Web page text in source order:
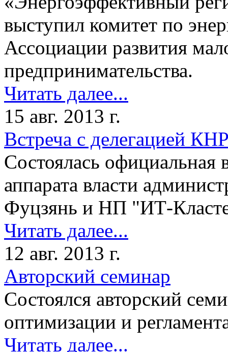
выступил комитет по
Ассоциации развития
предпринимательства.
Читать далее...
15 авг. 2013 г.
Встреча с делегацией
Состоялась официальная
аппарата власти
Фуцзянь и НП "ИТ-
Читать далее...
12 авг. 2013 г.
Авторский семинар
Состоялся авторский
оптимизации и
Читать далее...